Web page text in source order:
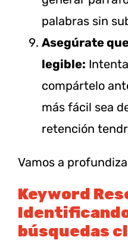
palabras sin
Asegúrate
legible:
compártelo
más fácil sea
retención
Vamos a
Keyword
búsquedas